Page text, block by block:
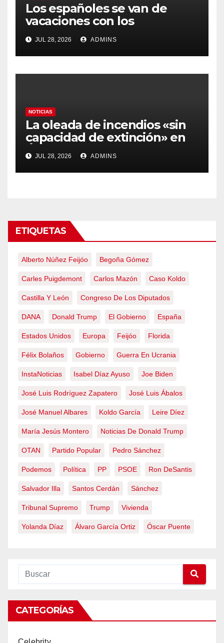
Los españoles se van de
vacaciones con los
carburantes hasta un 21%
más caros que el año pasado
y los hoteles disparados
JUL 28, 2026 ADMINS
NOTICIAS
La oleada de incendios «sin
capacidad de extinción» en
Ávila y al oeste de Madrid
obliga a declarar la
emergencia nacional
JUL 28, 2026 ADMINS
ETIQUETAS
Alberto Núñez Feijóo Begoña Gómez
Carles Puigdemont Carlos Mazón Caso Koldo
Castilla Y León Congreso De Los Diputados
DANA Donald Trump El Gobierno España
Estados Unidos Europa Feijóo Florida
Félix Bolaños Gobierno Guerra En Ucrania
InstaNoticias Isabel Díaz Ayuso Joe Biden
José Luis Rodríguez Zapatero José Luis Ábalos
José Manuel Albares Koldo García Leire Díez
María Jesús Montero Noticias De Donald Trump
OTAN Partido Popular Pedro Sánchez
Podemos Política PP PSOE Ron DeSantis
Salvador Illa Santos Cerdán Sánchez
Tribunal Supremo Trump Vivienda
Yolanda Díaz Álvaro García Ortiz Óscar Puente
CATEGORÍAS